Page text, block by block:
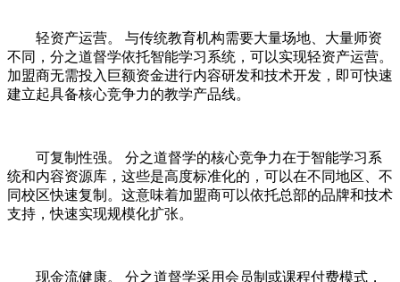
轻资产运营。 与传统教育机构需要大量场地、大量师资
不同，分之道督学依托智能学习系统，可以实现轻资产运营。
加盟商无需投入巨额资金进行内容研发和技术开发，即可快速
建立起具备核心竞争力的教学产品线。
可复制性强。 分之道督学的核心竞争力在于智能学习系
统和内容资源库，这些是高度标准化的，可以在不同地区、不
同校区快速复制。这意味着加盟商可以依托总部的品牌和技术
支持，快速实现规模化扩张。
现金流健康。 分之道督学采用会员制或课程付费模式，